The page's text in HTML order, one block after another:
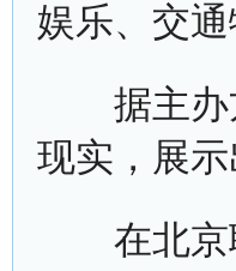
娱乐、交
据主办方
现实，展
在北京联